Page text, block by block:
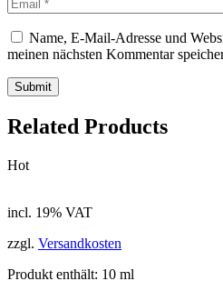
Name, E-Mail-Adresse und
meinen nächsten Kommentar
Related Products
Hot
incl. 19% VAT
zzgl. Versandkosten
Produkt enthält: 10 ml